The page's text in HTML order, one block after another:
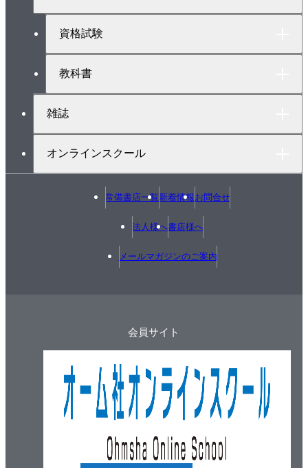
資格試験
教科書
雑誌
オンラインスクール
常備書店一覧新着情報お問合せ
法人様へ書店様へ
メールマガジンのご案内
会員サイト